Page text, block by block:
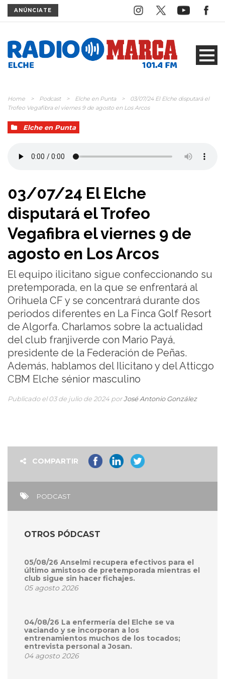
ANÚNCIATE
Home > Podcast > Elche en Punta >
03/07/24 El Elche disputará el
Trofeo Vegafibra el viernes 9 de agosto en Los Arcos
Elche en Punta
03/07/24 El Elche
disputará el Trofeo
Vegafibra el viernes 9 de
agosto en Los Arcos
El equipo ilicitano sigue confeccionando su
pretemporada, en la que se enfrentará al
Orihuela CF y se concentrará durante dos
periodos diferentes en La Finca Golf Resort
de Algorfa. Charlamos sobre la actualidad
del club franjiverde con Mario Payá,
presidente de la Federación de Peñas.
Además, hablamos del Ilicitano y del Atticgo
CBM Elche sénior masculino
Publicado el 03 de julio de 2024 porJosé Antonio González
COMPARTIR
PODCAST
OTROS PÓDCAST
05/08/26 Anselmi recupera efectivos para el
último amistoso de pretemporada mientras el
club sigue sin hacer fichajes.
05 agosto 2026
04/08/26 La enfermería del Elche se va
vaciando y se incorporan a los
entrenamientos muchos de los tocados;
entrevista personal a Josan.
04 agosto 2026